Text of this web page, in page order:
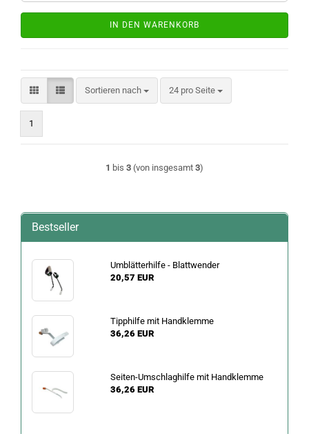
IN DEN WARENKORB
Sortieren nach
Sortieren nach 24 pro Seite
pro Seite
1
1 bis 3 (von insgesamt 3)
Bestseller
Umblätterhilfe - Blattwender
20,57 EUR
Tipphilfe mit Handklemme
36,26 EUR
Seiten-Umschlaghilfe mit Handklemme
36,26 EUR